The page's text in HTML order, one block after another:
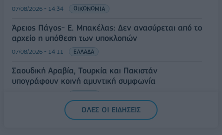
07/08/2026 - 14:34 ΟΙΚΟΝΟΜΙΑ
Άρειος Πάγος- Ε. Μπακέλας: Δεν ανασύρεται από το
αρχείο η υπόθεση των υποκλοπών
07/08/2026 - 14:11 ΕΛΛΑΔΑ
Σαουδική Αραβία, Τουρκία και Πακιστάν
υπογράφουν κοινή αμυντική συμφωνία
ΟΛΕΣ ΟΙ ΕΙΔΗΣΕΙΣ